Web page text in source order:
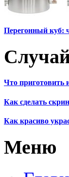
Перегонный куб:
Что приготовить
Как сделать
Как красиво
Меню